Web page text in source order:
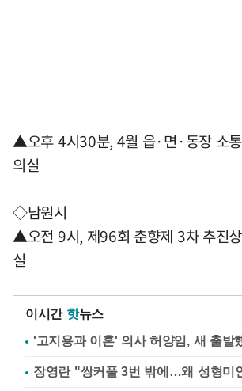
▲오후 4시30분, 4월 읍·면·동장 소
의실
◇남원시
▲오전 9시, 제96회 춘향제 3차 추진
실
이시간 핫뉴스
'고지용과 이혼' 의사 허양임, 새 출발
장영란 "쌍커풀 3번 밖에…왜 성형미